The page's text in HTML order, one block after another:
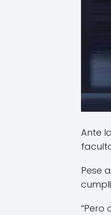
Ante
Pese
“Pero